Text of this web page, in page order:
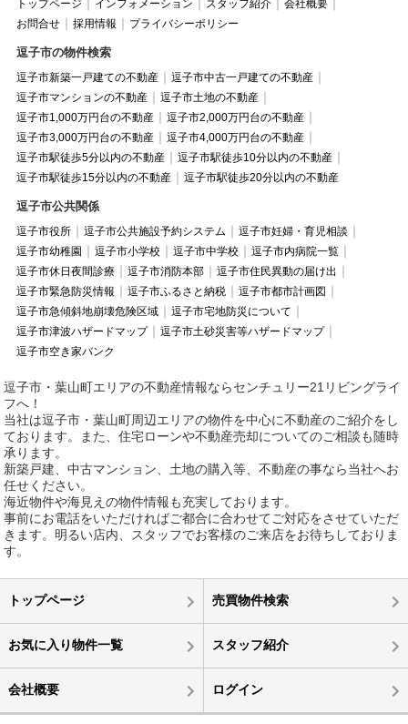
トップページ インフォメーション スタッフ紹介
会社概要
お問合せ
採用情報 プライバシーポリシー
逗子市の物件検索
逗子市新築一戸建ての不動産
逗子市中古一戸建ての不動産
逗子市マンションの不動産
逗子市土地の不動産
逗子市1,000万円台の不動産
逗子市2,000万円台の不動産
逗子市3,000万円台の不動産
逗子市4,000万円台の不動産
逗子市駅徒歩5分以内の不動産
逗子市駅徒歩10分以内の不動産
逗子市駅徒歩15分以内の不動産
逗子市駅徒歩20分以内の不動産
逗子市公共関係
逗子市役所 逗子市公共施設予約システム
逗子市妊婦・育児相談
逗子市幼稚園
逗子市小学校 逗子市中学校
逗子市内病院一覧
逗子市休日夜間診療
逗子市消防本部
逗子市住民異動の届け出
逗子市緊急防災情報
逗子市ふるさと納税
逗子市都市計画図
逗子市急傾斜地崩壊危険区域
逗子市宅地防災について
逗子市津波ハザードマップ
逗子市土砂災害等ハザードマップ
逗子市空き家バンク
逗子市・葉山町エリアの不動産情報ならセンチュリー21リビングライ
フへ！
当社は逗子市・葉山町周辺エリアの物件を中心に不動産のご紹介をし
ております。また、住宅ローンや不動産売却についてのご相談も随時
承ります。
新築戸建、中古マンション、土地の購入等、不動産の事なら当社へお
任せください。
海近物件や海見えの物件情報も充実しております。
事前にお電話をいただければご都合に合わせてご対応をさせていただ
きます。明るい店内、スタッフでお客様のご来店をお待ちしておりま
す。
トップページ 売買物件検索
お気に入り物件一覧 スタッフ紹介
会社概要 ログイン